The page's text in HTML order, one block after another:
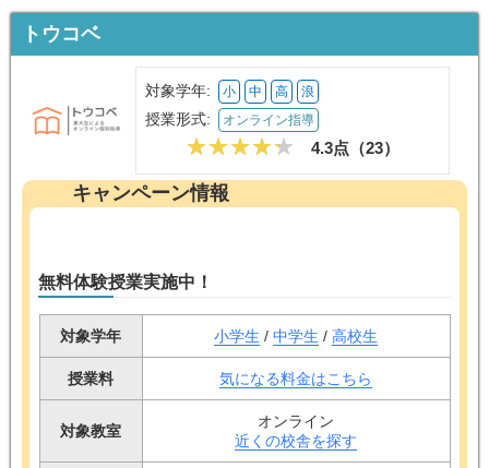
トウコベ
対象学年: 小 中 高 浪
授業形式: オンライン指導
4.3点（23）
キャンペーン情報
無料体験授業実施中！
対象学年 小学生 / 中学生 / 高校生
授業料 気になる料金はこちら
対象教室
オンライン
近くの校舎を探す